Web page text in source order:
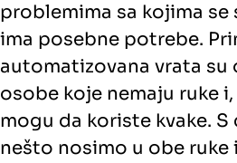
problemima sa kojima se
ima posebne potrebe.
automatizovana vrata su
osobe koje nemaju ruke
mogu da koriste kvake.
nešto nosimo u obe ruke